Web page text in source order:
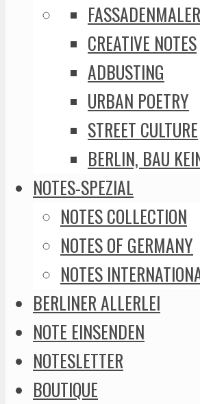
CREATIVE NOTES
ADBUSTING
URBAN POETRY
STREET CULTURE
BERLIN, BAU
NOTES-SPEZIAL
NOTES COLLECTION
NOTES OF GERMANY
NOTES
BERLINER ALLERLEI
NOTE EINSENDEN
NOTESLETTER
BOUTIQUE